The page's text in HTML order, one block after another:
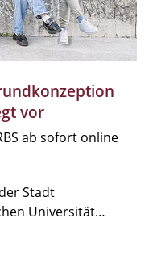
vor
ab sofort online
Stadt
Universität…